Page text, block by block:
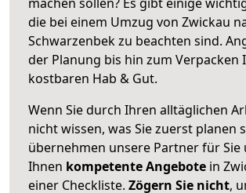
die bei einem Umzug von Zwickau
Schwarzenbek zu beachten sind.
der Planung bis hin zum Verpacken
kostbaren Hab & Gut.
Wenn Sie durch Ihren alltäglichen
nicht wissen, was Sie zuerst planen
übernehmen unsere Partner für Sie
Ihnen kompetente Angebote in
einer Checkliste. Zögern Sie nicht,